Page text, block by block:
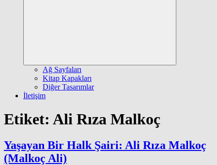
Ağ Sayfaları
Kitap Kapakları
Diğer Tasarımlar
İletişim
Etiket: Ali Rıza Malkoç
Yaşayan Bir Halk Şairi: Ali Rıza Malkoç
(Malkoç Ali)